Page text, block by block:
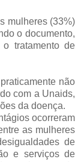
mulheres (33%)
o documento,
tratamento de
não
com a Unaids,
da doença.
ocorreram
as mulheres
de
e serviços de